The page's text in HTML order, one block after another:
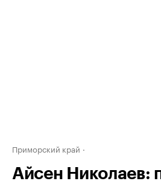
Приморский край
Айсен Николаев: